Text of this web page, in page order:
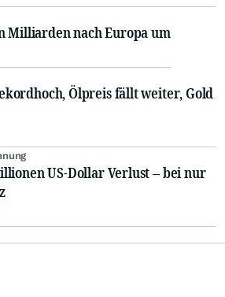
Milliarden nach Europa um
Ölpreis fällt weiter, Gold
US-Dollar Verlust – bei nur